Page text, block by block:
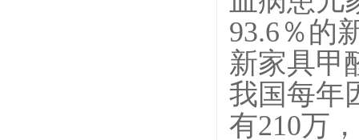
93.6 ％的
新家具甲
我国每年
有210万